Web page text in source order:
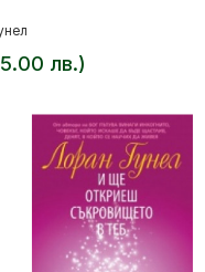
лв.)